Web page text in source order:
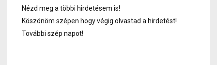
Nézd meg a többi hirdetésem is!
Köszönöm szépen hogy végig olvastad a hirdetést!
További szép napot!